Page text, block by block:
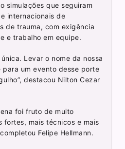
simulações que seguiram
internacionais de
de trauma, com exigência
e trabalho em equipe.
Levar o nome da nossa
para um evento desse porte
destacou Nilton Cezar
foi fruto de muito
fortes, mais técnicos e mais
Felipe Hellmann.